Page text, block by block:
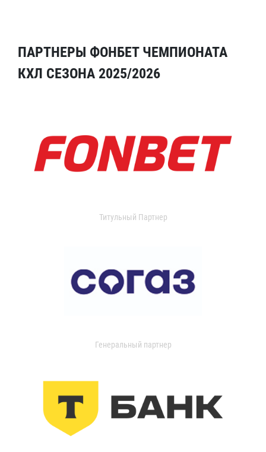
ПАРТНЕРЫ ФОНБЕТ ЧЕМПИОНАТА
КХЛ СЕЗОНА 2025/2026
Титульный Партнер
Генеральный партнер